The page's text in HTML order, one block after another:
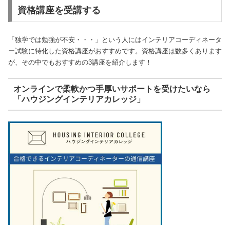
資格講座を受講する
「独学では勉強が不安・・・」という人にはインテリアコーディネータ
ー試験に特化した資格講座がおすすめです。資格講座は数多くあります
が、その中でもおすすめの3講座を紹介します！
オンラインで柔軟かつ手厚いサポートを受けたいなら
「ハウジングインテリアカレッジ」